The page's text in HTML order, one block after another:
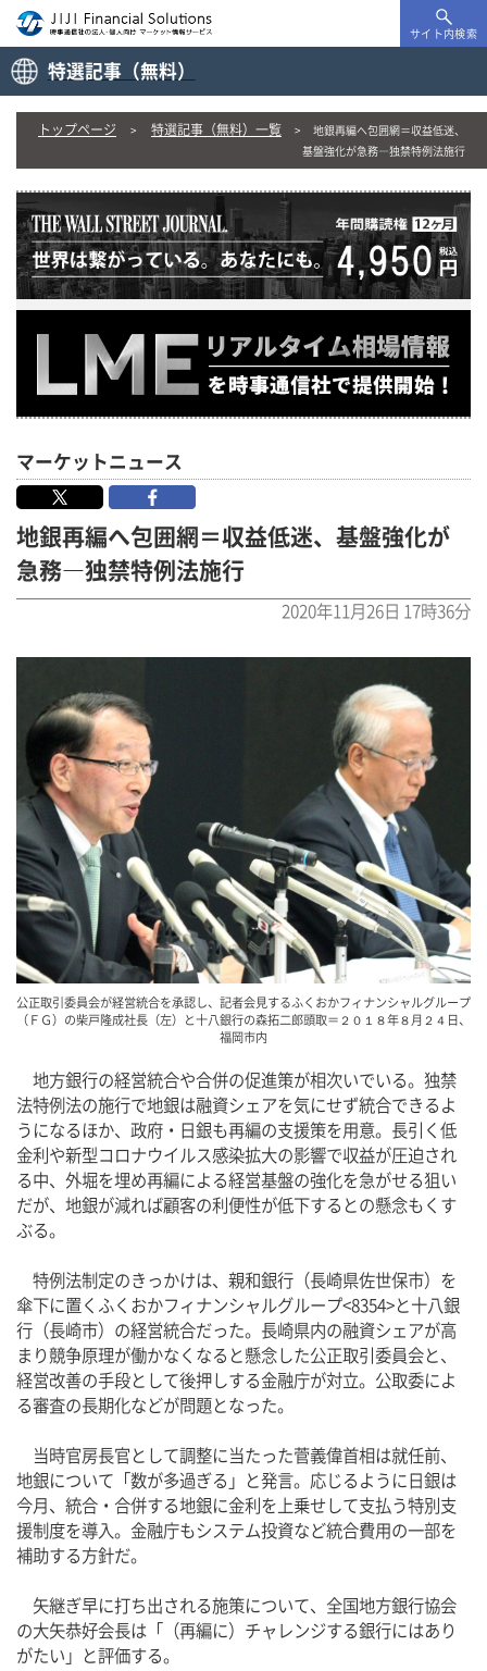
サイト内検索
特選記事（無料）
トップページ 特選記事（無料）一覧
地銀再編へ包囲網＝収益低迷、
基盤強化が急務―独禁特例法施行
マーケットニュース
地銀再編へ包囲網＝収益低迷、基盤強化が
急務―独禁特例法施行
2020年11月26日 17時36分
公正取引委員会が経営統合を承認し、記者会見するふくおかフィナンシャルグループ
（ＦＧ）の柴戸隆成社長（左）と十八銀行の森拓二郎頭取＝２０１８年８月２４日、
福岡市内
地方銀行の経営統合や合併の促進策が相次いでいる。独禁
法特例法の施行で地銀は融資シェアを気にせず統合できるよ
うになるほか、政府・日銀も再編の支援策を用意。長引く低
金利や新型コロナウイルス感染拡大の影響で収益が圧迫され
る中、外堀を埋め再編による経営基盤の強化を急がせる狙い
だが、地銀が減れば顧客の利便性が低下するとの懸念もくす
ぶる。
特例法制定のきっかけは、親和銀行（長崎県佐世保市）を
傘下に置くふくおかフィナンシャルグループ<8354>と十八銀
行（長崎市）の経営統合だった。長崎県内の融資シェアが高
まり競争原理が働かなくなると懸念した公正取引委員会と、
経営改善の手段として後押しする金融庁が対立。公取委によ
る審査の長期化などが問題となった。
当時官房長官として調整に当たった菅義偉首相は就任前、
地銀について「数が多過ぎる」と発言。応じるように日銀は
今月、統合・合併する地銀に金利を上乗せして支払う特別支
援制度を導入。金融庁もシステム投資など統合費用の一部を
補助する方針だ。
矢継ぎ早に打ち出される施策について、全国地方銀行協会
の大矢恭好会長は「（再編に）チャレンジする銀行にはあり
がたい」と評価する。